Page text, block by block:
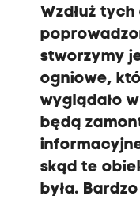
Wzdłuż
stworzymy
ogniowe,
wyglądało
będą
skąd te
była.